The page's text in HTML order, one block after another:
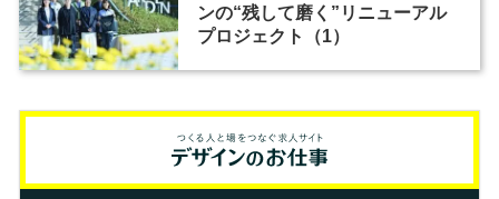
ンの“残して磨く”リニューアル
プロジェクト（1）